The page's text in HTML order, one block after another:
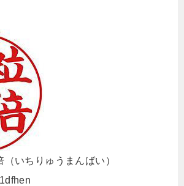
いちりゅうまんばい）